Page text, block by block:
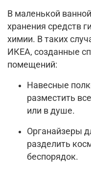
В маленькой
хранения средств
химии. В таких
ИКЕА, созданные
помещений:
Навесные
разместить
или в душе.
Органайзеры
разделить
беспорядок.